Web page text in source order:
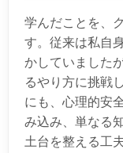
学んだことを、
す。従来は私自
かしていました
るやり方に挑戦
にも、心理的安
み込み、単なる
土台を整える工